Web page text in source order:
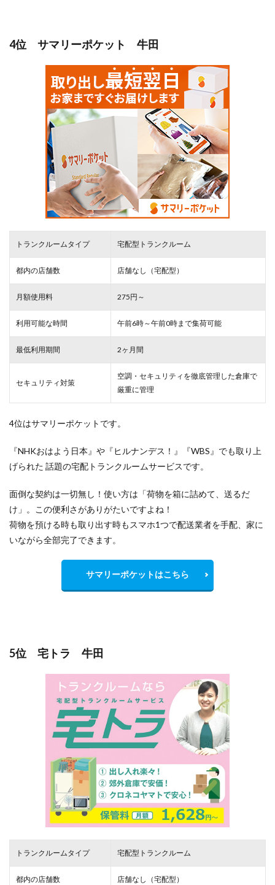
4位 サマリーポケット 牛田
トランクルームタイプ 宅配型トランクルーム
都内の店舗数 店舗なし（宅配型）
月額使用料 275円～
利用可能な時間 午前6時～午前0時まで集荷可能
最低利用期間 2ヶ月間
セキュリティ対策
空調・セキュリティを徹底管理した倉庫で
厳重に管理
4位はサマリーポケットです。
『NHKおはよう日本』や『ヒルナンデス！』『WBS』でも取り上
げられた 話題の宅配トランクルームサービスです。
面倒な契約は一切無し！使い方は「荷物を箱に詰めて、送るだ
け」。この便利さがありがたいですよね！
荷物を預ける時も取り出す時もスマホ1つで配送業者を手配、家に
いながら全部完了できます。
サマリーポケットはこちら
5位 宅トラ 牛田
トランクルームタイプ 宅配型トランクルーム
都内の店舗数 店舗なし（宅配型）